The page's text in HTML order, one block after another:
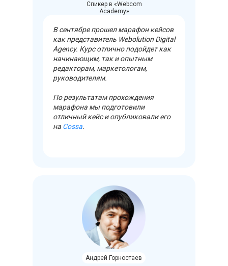
Спикер в «Webcom
Academy»
В сентябре прошел марафон кейсов
как представитель Webolution Digital
Agency. Курс отлично подойдет как
начинающим, так и опытным
редакторам, маркетологам,
руководителям.
По результатам прохождения
марафона мы подготовили
отличный кейс и опубликовали его
на Cossa.
Андрей Горностаев